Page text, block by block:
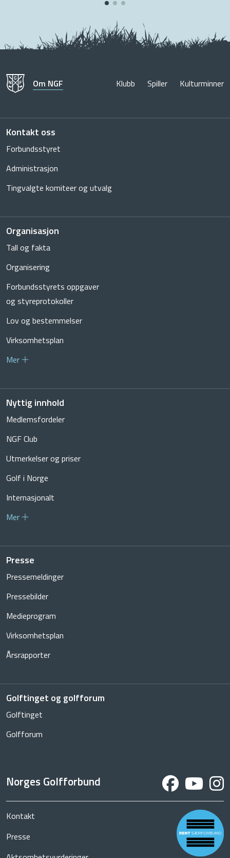
Om NGF Klubb Spiller Kulturminner
Kontakt oss
Forbundsstyret
Administrasjon
Tingvalgte komiteer og utvalg
Organisasjon
Tall og fakta
Organisering
Forbundsstyrets oppgaver
og styreprotokoller
Lov og bestemmelser
Virksomhetsplan
Mer
Nyttig innhold
Medlemsfordeler
NGF Club
Utmerkelser og priser
Golf i Norge
Internasjonalt
Mer
Presse
Pressemeldinger
Pressebilder
Medieprogram
Virksomhetsplan
Årsrapporter
Golftinget og golfforum
Golftinget
Golfforum
Norges Golfforbund
Kontakt
Presse